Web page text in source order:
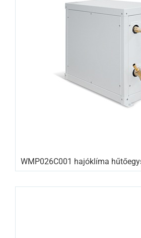
WMP026C001 hajóklíma